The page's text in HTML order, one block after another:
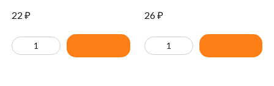
22 ₽ 26₽